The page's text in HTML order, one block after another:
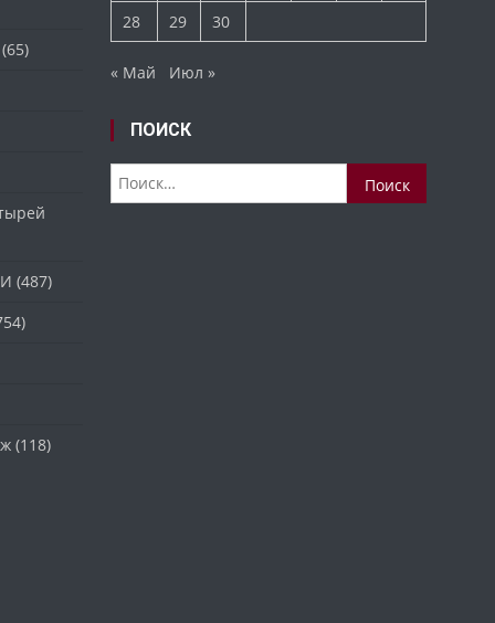
(487)
(118)
28
29 30
« Май Июл »
ПОИСК
Найти: